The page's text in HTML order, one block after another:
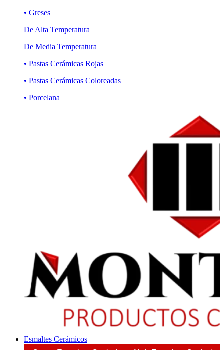
• Greses
De Alta Temperatura
De Media Temperatura
• Pastas Cerámicas Rojas
• Pastas Cerámicas Coloreadas
• Porcelana
Esmaltes Cerámicos